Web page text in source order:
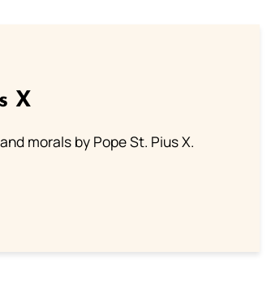
X
morals by Pope St. Pius X.